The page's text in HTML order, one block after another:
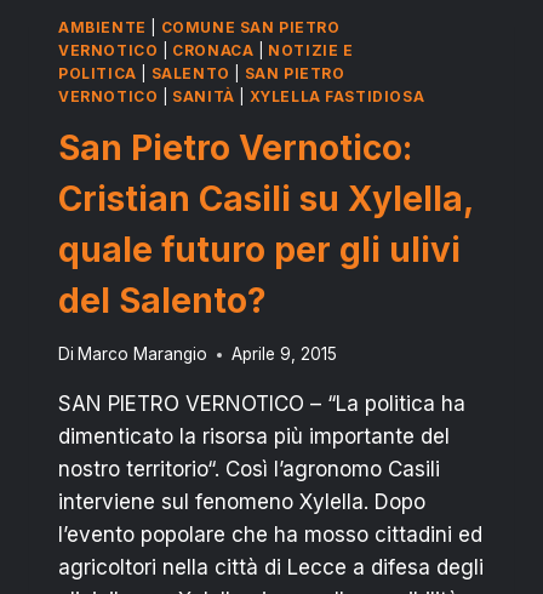
DEFIBRILLATORE
AMBIENTE
COMUNE SAN PIETRO
VERNOTICO
CRONACA
NOTIZIE E
POLITICA
SALENTO
SAN PIETRO
VERNOTICO
SANITÀ XYLELLA FASTIDIOSA
San Pietro Vernotico:
Cristian Casili su Xylella,
quale futuro per gli ulivi
del Salento?
Di Marco Marangio Aprile 9, 2015
SAN PIETRO VERNOTICO – “La politica ha
dimenticato la risorsa più importante del
nostro territorio“. Così l’agronomo Casili
interviene sul fenomeno Xylella. Dopo
l’evento popolare che ha mosso cittadini ed
agricoltori nella città di Lecce a difesa degli